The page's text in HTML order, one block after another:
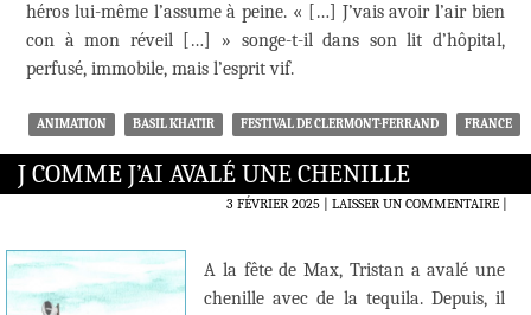
héros lui-même l’assume à peine. « […] J’vais avoir l’air bien
con à mon réveil […] » songe-t-il dans son lit d’hôpital,
perfusé, immobile, mais l’esprit vif.
ANIMATION BASIL KHATIR FESTIVAL DE CLERMONT-FERRAND FRANCE
J COMME J’AI AVALÉ UNE CHENILLE
3 FÉVRIER 2025 LAISSER UN COMMENTAIRE|
A la fête de Max, Tristan a avalé une
chenille avec de la tequila. Depuis, il